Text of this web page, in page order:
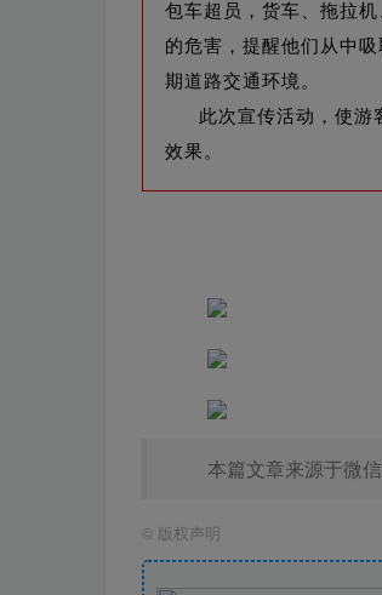
包车超员，货车、拖拉
的危害，提醒他们从中
期道路交通环境。
此次宣传活动，使游
效果。
本篇文章来源于微
© 版权声明